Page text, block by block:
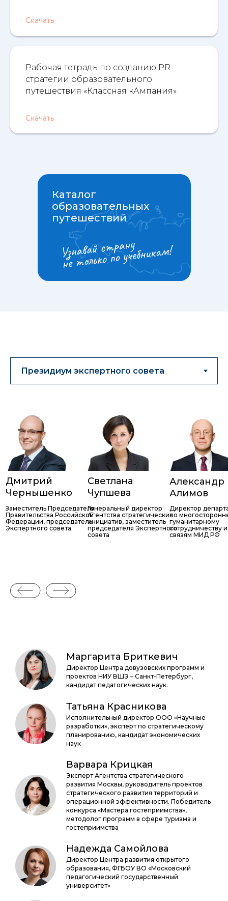
Скачать
Рабочая тетрадь по созданию PR-
стратегии образовательного
путешествия «Классная кАмпания»
Скачать
Каталог
образовательных
путешествий
Директор
по
гуманитарному
сотрудничеству
связям МИД РФ
Александр
Алимов
Генеральный директор
Агентства стратегических
инициатив, заместитель
председателя Экспертного
совета
Светлана
Чупшева
Заместитель Председателя
Правительства Российской
Федерации, председатель
Экспертного совета
Дмитрий
Чернышенко
Маргарита Бриткевич
Директор Центра довузовских программ и
проектов НИУ ВШЭ – Санкт-Петербург,
кандидат педагогических наук.
Татьяна Красникова
Исполнительный директор ООО «Научные
разработки», эксперт по стратегическому
планированию, кандидат экономических
наук
Варвара Крицкая
Эксперт Агентства стратегического
развития Москвы, руководитель проектов
стратегического развития территорий и
операционной эффективности. Победитель
конкурса «Мастера гостеприимства»,
методолог программ в сфере туризма и
гостеприимства
Надежда Самойлова
Директор Центра развития открытого
образования, ФГБОУ ВО «Московский
педагогический государственный
университет»